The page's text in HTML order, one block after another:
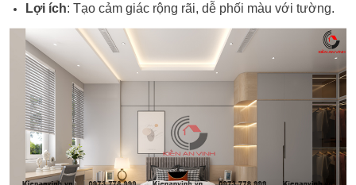
Lợi ích: Tạo cảm giác rộng rãi, dễ phối màu với tường.